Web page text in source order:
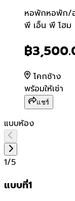
หอพักหอพัก/
พี เอ็น
พี เอ็น พี โฮม
฿
โคกช้าง
พร้อมให้เช่า
แชร์
แบบห้อง
1/5
แบบที่1